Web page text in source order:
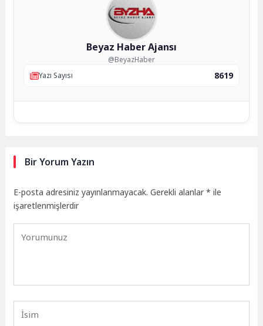
Beyaz Haber Ajansı
@BeyazHaber
Yazı Sayısı
8619
Bir Yorum Yazın
E-posta adresiniz yayınlanmayacak. Gerekli alanlar* ile
işaretlenmişlerdir